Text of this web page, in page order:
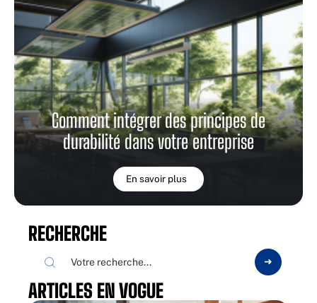
Comment intégrer des principes de
durabilité dans votre entreprise
En savoir plus
RECHERCHE
ARTICLES EN VOGUE